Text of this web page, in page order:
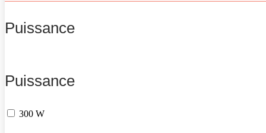
Puissance
Puissance
300 W